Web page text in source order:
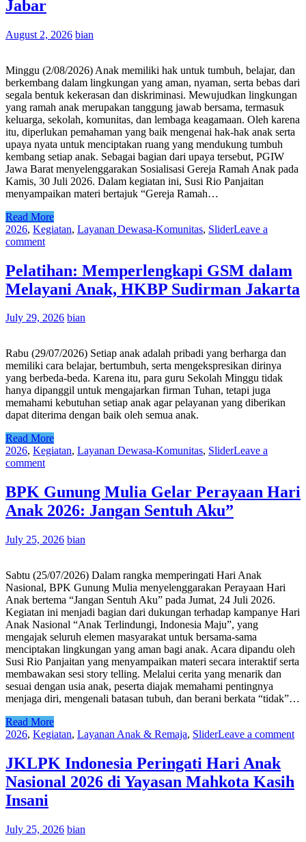
Jabar
August 2, 2026 bian
Minggu (2/08/2026) Anak memiliki hak untuk tumbuh, belajar, dan
berkembang dalam lingkungan yang aman, nyaman, serta bebas dari
segala bentuk kekerasan dan diskriminasi. Mewujudkan lingkungan
yang ramah anak merupakan tanggung jawab bersama, termasuk
keluarga, sekolah, komunitas, dan lembaga keagamaan. Oleh karena
itu, diperlukan pemahaman yang baik mengenai hak-hak anak serta
upaya nyata untuk menciptakan ruang yang mendukung tumbuh
kembang setiap anak. Sebagai bagian dari upaya tersebut, PGIW
Jawa Barat menyelenggarakan Sosialisasi Gereja Ramah Anak pada
Kamis, 30 Juli 2026. Dalam kegiatan ini, Susi Rio Panjaitan
menyampaikan materi bertajuk “Gereja Ramah…
Read More
2026, Kegiatan, Layanan Dewasa-Komunitas, SliderLeave a
comment
Pelatihan: Memperlengkapi GSM dalam
Melayani Anak, HKBP Sudirman Jakarta
July 29, 2026 bian
Rabu (29/07/2026) Setiap anak adalah pribadi yang berharga dan
memiliki cara belajar, bertumbuh, serta mengekspresikan dirinya
yang berbeda-beda. Karena itu, para guru Sekolah Minggu tidak
hanya dipanggil untuk mengajarkan firman Tuhan, tetapi juga
memahami kebutuhan setiap anak agar pelayanan yang diberikan
dapat diterima dengan baik oleh semua anak.
Read More
2026, Kegiatan, Layanan Dewasa-Komunitas, SliderLeave a
comment
BPK Gunung Mulia Gelar Perayaan Hari
Anak 2026: Jangan Sentuh Aku”
July 25, 2026 bian
Sabtu (25/07/2026) Dalam rangka memperingati Hari Anak
Nasional, BPK Gunung Mulia menyelenggarakan Perayaan Hari
Anak bertema “Jangan Sentuh Aku” pada Jumat, 24 Juli 2026.
Kegiatan ini menjadi bagian dari dukungan terhadap kampanye Hari
Anak Nasional “Anak Terlindungi, Indonesia Maju”, yang
mengajak seluruh elemen masyarakat untuk bersama-sama
menciptakan lingkungan yang aman bagi anak. Acara dipandu oleh
Susi Rio Panjaitan yang menyampaikan materi secara interaktif serta
membawakan sesi story telling. Melalui cerita yang menarik dan
sesuai dengan usia anak, peserta diajak memahami pentingnya
menjaga diri, mengenali batasan tubuh, dan berani berkata “tidak”…
Read More
2026, Kegiatan, Layanan Anak & Remaja, SliderLeave a comment
JKLPK Indonesia Peringati Hari Anak
Nasional 2026 di Yayasan Mahkota Kasih
Insani
July 25, 2026 bian